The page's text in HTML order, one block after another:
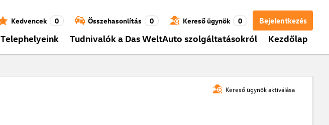
Bejelentkezés
Kedvencek 0 Összehasonlítás 0 Kereső ügynök 0
Telephelyeink Tudnivalók a Das WeltAuto szolgáltatásokról Kezdőlap
Kereső ügynök aktiválása